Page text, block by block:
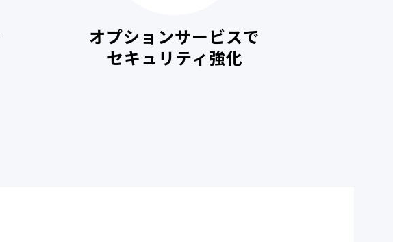
オプションサービスで
セキュリティ強化